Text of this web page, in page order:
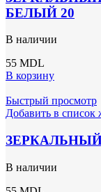
БЕЛЫЙ 20
В наличии
55 MDL
В корзину
Быстрый просмотр
Добавить в список
В наличии